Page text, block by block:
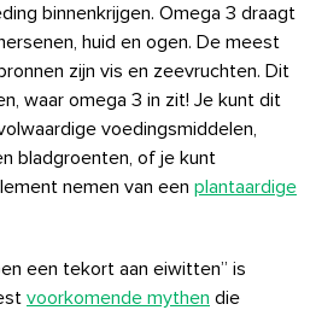
binnenkrijgen. Omega 3 draagt
huid en ogen. De meest
zijn vis en zeevruchten. Dit
waar omega 3 in zit! Je kunt dit
voedingsmiddelen,
bladgroenten, of je kunt
nemen van een plantaardige
een tekort aan eiwitten” is
voorkomende mythen die